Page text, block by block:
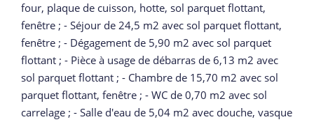
four, plaque de cuisson, hotte, sol parquet flottant,
fenêtre ; - Séjour de 24,5 m2 avec sol parquet flottant,
fenêtre ; - Dégagement de 5,90 m2 avec sol parquet
flottant ; - Pièce à usage de débarras de 6,13 m2 avec
sol parquet flottant ; - Chambre de 15,70 m2 avec sol
parquet flottant, fenêtre ; - WC de 0,70 m2 avec sol
carrelage ; - Salle d'eau de 5,04 m2 avec douche, vasque